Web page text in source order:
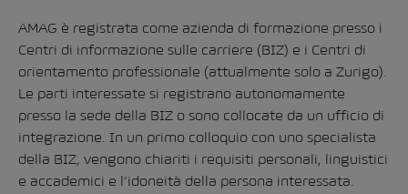
AMAG è registrata come azienda di formazione presso i
Centri di informazione sulle carriere (BIZ) e i Centri di
orientamento professionale (attualmente solo a Zurigo).
Le parti interessate si registrano autonomamente
presso la sede della BIZ o sono collocate da un ufficio di
integrazione. In un primo colloquio con uno specialista
della BIZ, vengono chiariti i requisiti personali, linguistici
e accademici e l’idoneità della persona interessata.